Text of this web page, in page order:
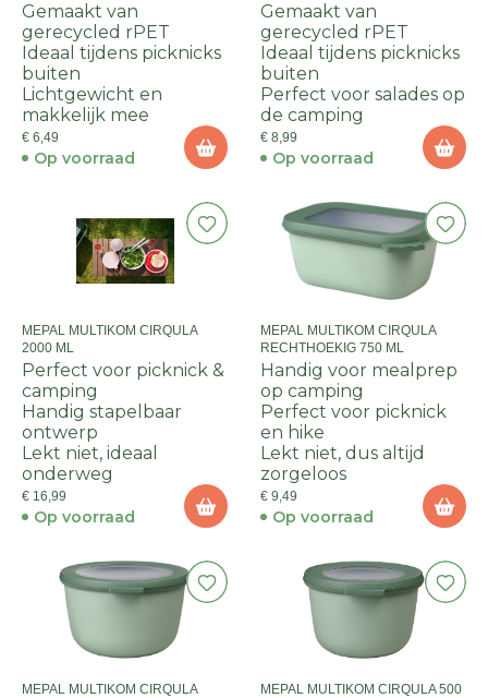
Gemaakt van
gerecycled rPET
Ideaal tijdens picknicks
buiten
Lichtgewicht en
makkelijk mee
€ 6,49
Op voorraad
Gemaakt van
gerecycled rPET
Ideaal tijdens picknicks
buiten
Perfect voor salades op
de camping
€ 8,99
Op voorraad
MEPAL MULTIKOM CIRQULA
2000 ML
Perfect voor picknick &
camping
Handig stapelbaar
ontwerp
Lekt niet, ideaal
onderweg
€ 16,99
Op voorraad
MEPAL MULTIKOM CIRQULA
RECHTHOEKIG 750 ML
Handig voor mealprep
op camping
Perfect voor picknick
en hike
Lekt niet, dus altijd
zorgeloos
€ 9,49
Op voorraad
MEPAL MULTIKOM CIRQULA
MEPAL MULTIKOM CIRQULA 500